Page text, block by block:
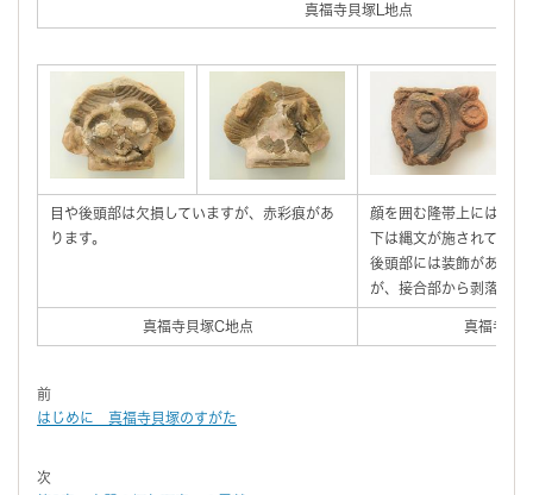
真福寺貝塚L地点
目や後頭部は欠損していますが、赤彩痕があ
ります。
顔を囲む隆帯上には眉付
下は縄文が施されていま
後頭部には装飾があった
が、接合部から剥落して
真福寺貝塚C地点 真福寺貝
前
はじめに 真福寺貝塚のすがた
次